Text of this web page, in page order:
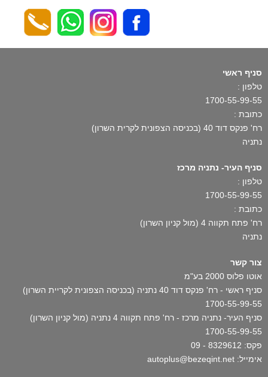
סניף ראשי
טלפון :
1700-55-99-55
כתובת :
רח' פנקס דוד 40 (בכניסה הצפונית לקרית השרון)
נתניה
סניף העיר- נתניה מרכז
טלפון :
1700-55-99-55
כתובת :
רח' פתח תקווה 4 (מול קניון השרון)
נתניה
צור קשר
אוטו פלוס 2000 בע"מ
סניף ראשי - רח' פנקס דוד 40 נתניה (בכניסה הצפונית לקריית השרון)
1700-55-99-55
סניף העיר- נתניה מרכז - רח' פתח תקווה 4 נתניה (מול קניון השרון)
1700-55-99-55
פקס: 8329612 - 09
אימייל: autoplus@bezeqint.net